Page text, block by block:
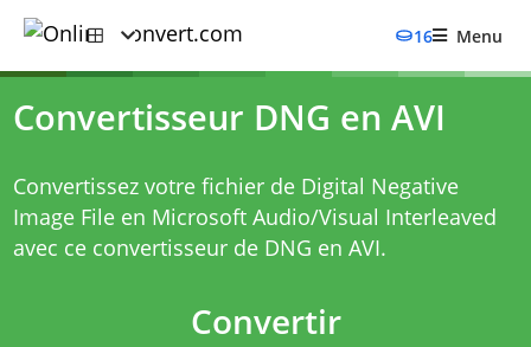
16 Menu
Convertisseur DNG en AVI
Convertissez votre fichier de Digital Negative
Image File en Microsoft Audio/Visual Interleaved
avec ce convertisseur de DNG en AVI.
Convertir